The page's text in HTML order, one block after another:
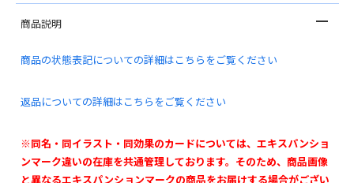
商品説明
商品の状態表記についての詳細はこちらをご覧ください
返品についての詳細はこちらをご覧ください
※同名・同イラスト・同効果のカードについては、エキスパンショ
ンマーク違いの在庫を共通管理しております。そのため、商品画像
と異なるエキスパンションマークの商品をお届けする場合がござい